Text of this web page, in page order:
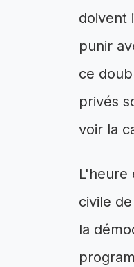
doivent
punir
ce
privés
voir la
L'heure
civile
la